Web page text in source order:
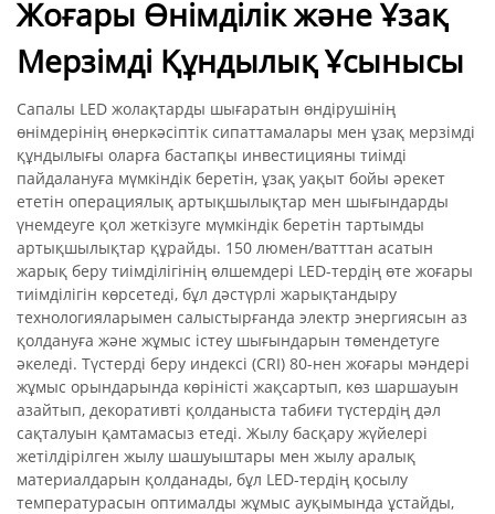
Жоғары Өнімділік және Ұзақ
Мерзімді Құндылық Ұсынысы
Сапалы LED жолақтарды шығаратын өндірушінің
өнімдерінің өнеркәсіптік сипаттамалары мен ұзақ мерзімді
құндылығы оларға бастапқы инвестицияны тиімді
пайдалануға мүмкіндік беретін, ұзақ уақыт бойы әрекет
ететін операциялық артықшылықтар мен шығындарды
үнемдеуге қол жеткізуге мүмкіндік беретін тартымды
артықшылықтар құрайды. 150 люмен/ватттан асатын
жарық беру тиімділігінің өлшемдері LED-тердің өте жоғары
тиімділігін көрсетеді, бұл дәстүрлі жарықтандыру
технологияларымен салыстырғанда электр энергиясын аз
қолдануға және жұмыс істеу шығындарын төмендетуге
әкеледі. Түстерді беру индексі (CRI) 80-нен жоғары мәндері
жұмыс орындарында көріністі жақсартып, көз шаршауын
азайтып, декоративті қолданыста табиғи түстердің дәл
сақталуын қамтамасыз етеді. Жылу басқару жүйелері
жетілдірілген жылу шашуыштары мен жылу аралық
материалдарын қолданады, бұл LED-тердің қосылу
температурасын оптималды жұмыс ауқымында ұстайды,